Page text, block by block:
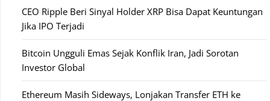
CEO Ripple Beri Sinyal Holder XRP Bisa Dapat Keuntungan
Jika IPO Terjadi
Bitcoin Ungguli Emas Sejak Konflik Iran, Jadi Sorotan
Investor Global
Ethereum Masih Sideways, Lonjakan Transfer ETH ke